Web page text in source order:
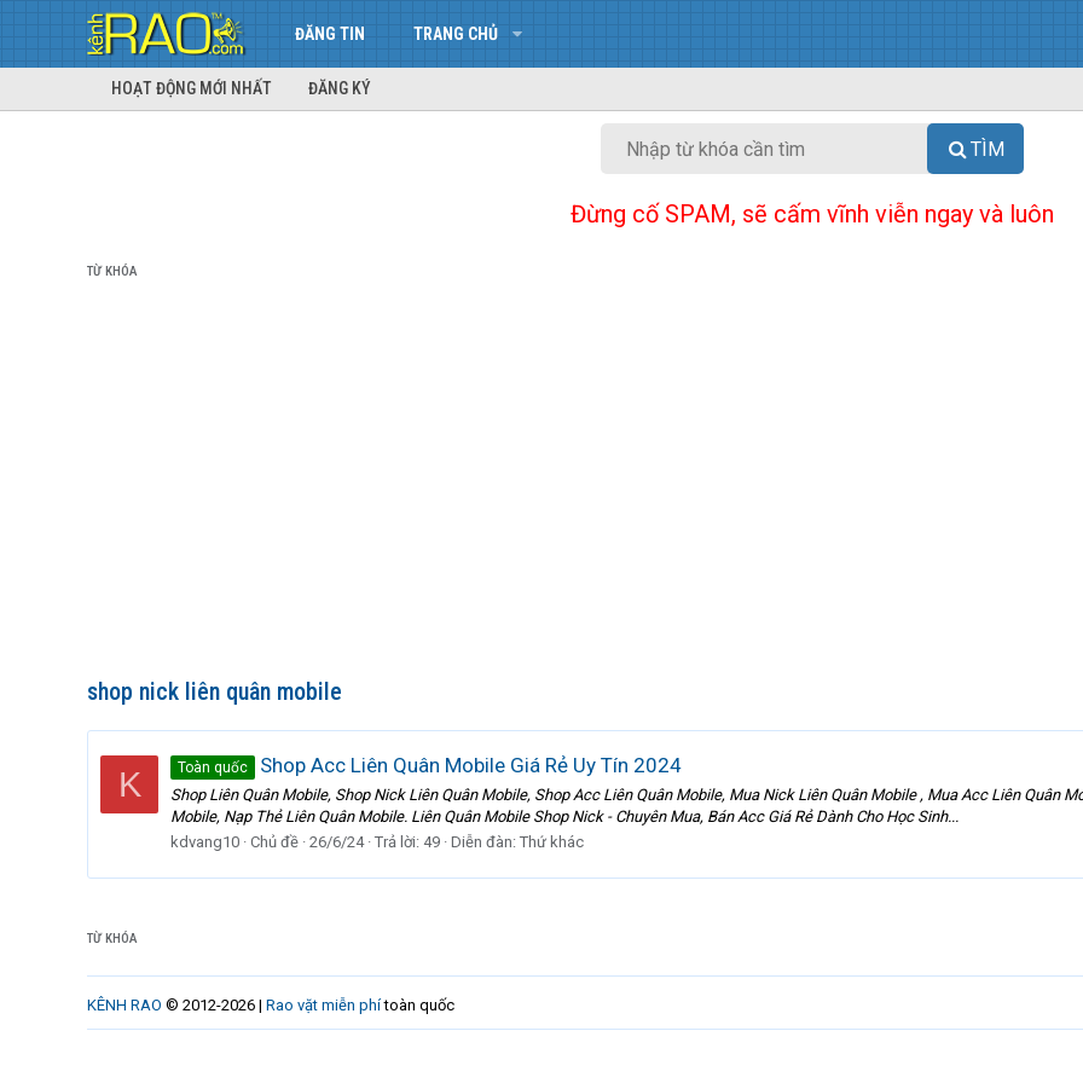
ĐĂNG TIN TRANG CHỦ
HOẠT ĐỘNG MỚI NHẤT ĐĂNG KÝ
TÌM
Đừng cố SPAM, sẽ cấm vĩnh viễn ngay và luôn
TỪ KHÓA
shop nick liên quân mobile
K Toàn quốc Shop Acc Liên Quân Mobile Giá Rẻ Uy Tín 2024
Shop Liên Quân Mobile, Shop Nick Liên Quân Mobile, Shop Acc Liên Quân Mobile, Mua Nick Liên Quân Mobile , Mua Acc Liên Quân
Mobile, Nạp Thẻ Liên Quân Mobile. Liên Quân Mobile Shop Nick - Chuyên Mua, Bán Acc Giá Rẻ Dành Cho Học Sinh...
kdvang10 Chủ đề 26/6/24 Trả lời: 49 Diễn đàn: Thứ khác
TỪ KHÓA
KÊNH RAO © 2012-2026 | Rao vặt miễn phítoàn quốc